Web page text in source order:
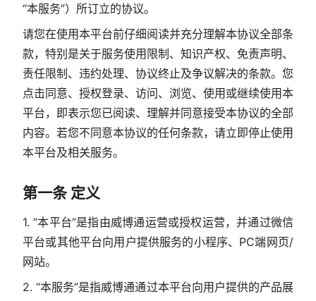
“本服务”）所订立的协议。
请您在使用本平台前仔细阅读并充分理解本协议全部条
款，特别是关于服务使用限制、知识产权、免责声明、
责任限制、违约处理、协议终止及争议解决的条款。您
点击同意、授权登录、访问、浏览、使用或继续使用本
平台，即表示您已阅读、理解并同意接受本协议的全部
内容。若您不同意本协议的任何条款，请立即停止使用
本平台及相关服务。
第一条 定义
1. “本平台”是指由威博通运营或授权运营，并通过微信
平台或其他平台向用户提供服务的小程序、PC端网页/
网站。
2. “本服务”是指威博通通过本平台向用户提供的产品展